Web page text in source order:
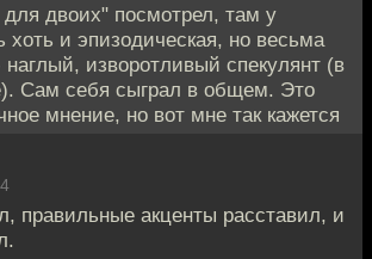
для двоих" посмотрел, там у
хоть и эпизодическая, но весьма
наглый, изворотливый спекулянт (в
Сам себя сыграл в общем. Это
мнение, но вот мне так кажется
правильные акценты расставил, и